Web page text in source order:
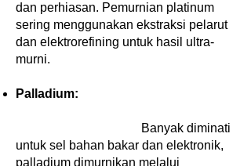
dan perhiasan. Pemurnian platinum
sering menggunakan ekstraksi pelarut
dan elektrorefining untuk hasil ultra-
murni.
Palladium:
Banyak diminati
untuk sel bahan bakar dan elektronik,
palladium dimurnikan melalui